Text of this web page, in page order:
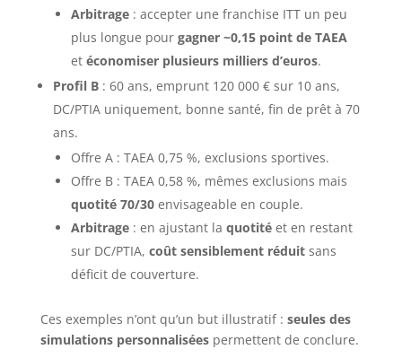
Arbitrage: accepter une franchise ITT un peu
plus longue pour gagner ~0,15 point de TAEA
et économiser plusieurs milliers d’euros.
Profil B: 60 ans, emprunt 120 000 € sur 10 ans,
DC/PTIA uniquement, bonne santé, fin de prêt à 70
ans.
Offre A : TAEA 0,75 %, exclusions sportives.
Offre B : TAEA 0,58 %, mêmes exclusions mais
quotité 70/30envisageable en couple.
Arbitrage: en ajustant la quotitéet en restant
sur DC/PTIA, coût sensiblement réduitsans
déficit de couverture.
Ces exemples n’ont qu’un but illustratif : seules des
simulations personnaliséespermettent de conclure.